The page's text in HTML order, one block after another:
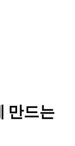
만드는